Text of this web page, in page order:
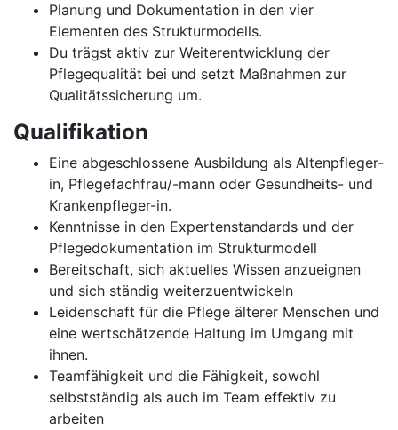
Planung und Dokumentation in den vier
Elementen des Strukturmodells.
Du trägst aktiv zur Weiterentwicklung der
Pflegequalität bei und setzt Maßnahmen zur
Qualitätssicherung um.
Qualifikation
Eine abgeschlossene Ausbildung als Altenpfleger-
in, Pflegefachfrau/-mann oder Gesundheits- und
Krankenpfleger-in.
Kenntnisse in den Expertenstandards und der
Pflegedokumentation im Strukturmodell
Bereitschaft, sich aktuelles Wissen anzueignen
und sich ständig weiterzuentwickeln
Leidenschaft für die Pflege älterer Menschen und
eine wertschätzende Haltung im Umgang mit
ihnen.
Teamfähigkeit und die Fähigkeit, sowohl
selbstständig als auch im Team effektiv zu
arbeiten